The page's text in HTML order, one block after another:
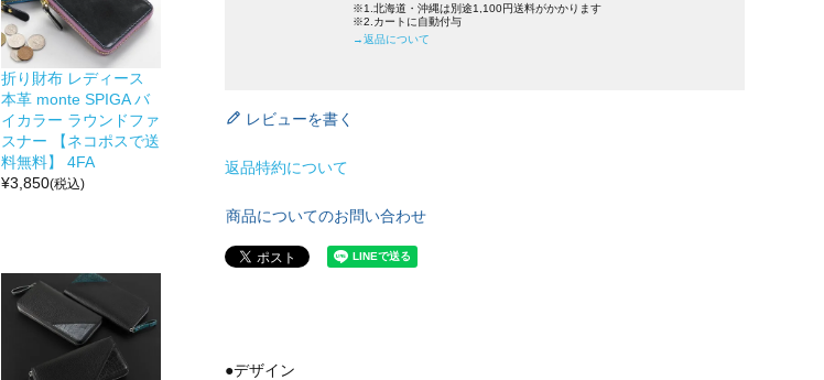
折り財布 レディース
本革 monte SPIGA バ
イカラー ラウンドファ
スナー 【ネコポスで送
料無料】 4FA
¥3,850(税込)
※1.北海道・沖縄は別途1,100円送料がかかります
※2.カートに自動付与
→返品について
レビューを書く
返品特約について
商品についてのお問い合わせ
●デザイン